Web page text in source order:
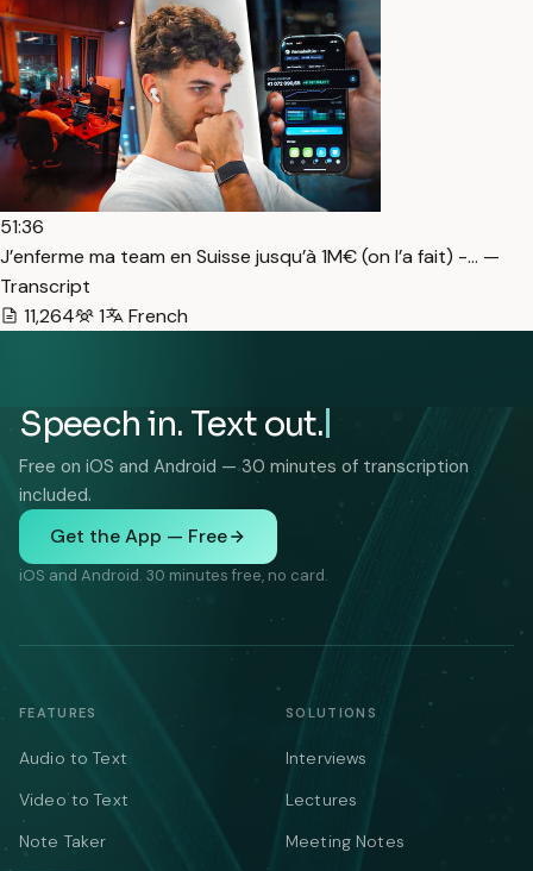
51:36
J’enferme ma team en Suisse jusqu’à 1M€ (on l’a fait) -… —
Transcript
11,264
1 French
Speech in. Text out.
Free on iOS and Android — 30 minutes of transcription
included.
Get the App — Free
iOS and Android. 30 minutes free, no card.
FEATURES
Audio to Text
Video to Text
Note Taker
SOLUTIONS
Interviews
Lectures
Meeting Notes